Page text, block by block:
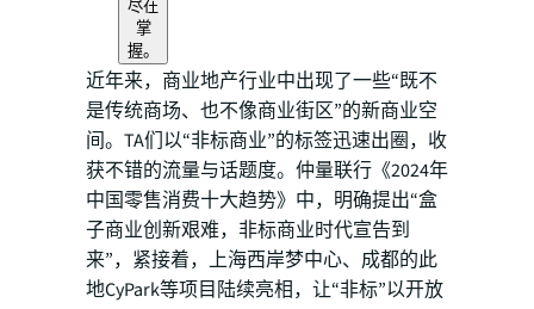
尽在
掌
握。
近年来，商业地产行业中出现了一些“既不
是传统商场、也不像商业街区”的新商业空
间。TA们以“非标商业”的标签迅速出圈，收
获不错的流量与话题度。仲量联行《2024年
中国零售消费十大趋势》中，明确提出“盒
子商业创新艰难，非标商业时代宣告到
来”，紧接着，上海西岸梦中心、成都的此
地CyPark等项目陆续亮相，让“非标”以开放